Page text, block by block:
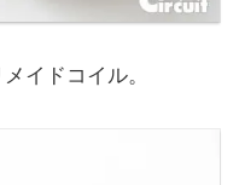
イドコイル。